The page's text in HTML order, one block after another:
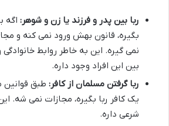
ربا بین پدر و فرزند یا زن و شوهر: اگه
بگیره، قانون بهش ورود نمی کنه و
نمی گیره. این به خاطر روابط
بین این افراد وجود داره.
ربا گرفتن مسلمان از کافر: طبق قوانین
یک کافر ربا بگیره، مجازات نمی شه.
شرعی داره.